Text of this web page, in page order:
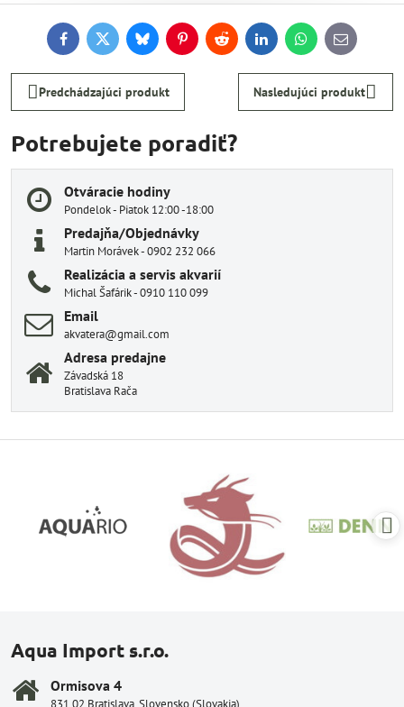
FacebookTwitterBlueskyPinterestReddit LinkedInWhatsApp
E-
mail
Predchádzajúci produkt Nasledujúci produkt
Potrebujete poradiť?
Otváracie hodiny
Pondelok - Piatok 12:00 -18:00
Predajňa/Objednávky
Martin Morávek - 0902 232 066
Realizácia a servis akvarií
Michal Šafárik - 0910 110 099
Email
akvatera@gmail.com
Adresa predajne
Závadská 18
Bratislava Rača
Aqua Import s.r.o.
Ormisova 4
831 02 Bratislava, Slovensko (Slovakia)